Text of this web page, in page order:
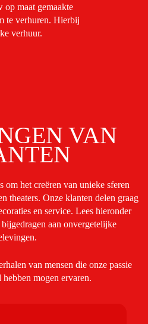
maat gemaakte
te verhuren. Hierbij
verhuur.
VAN
het creëren van unieke sferen
theaters. Onze klanten delen graag
en service. Lees hieronder
aan onvergetelijke
van mensen die onze passie
mogen ervaren.